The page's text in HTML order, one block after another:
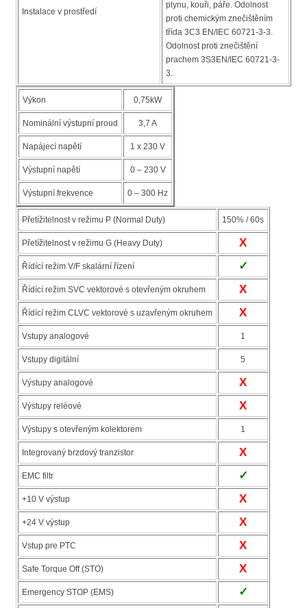
Instalace v prostředí
plynu, kouři, páře. Odolnost
proti chemickým znečištěním
třída 3C3 EN/IEC 60721-3-3.
Odolnost proti znečištění
prachem 3S3EN/IEC 60721-3-
3.
Výkon 0,75kW
Nominální výstupní proud 3,7 A
Napájecí napětí 1 x 230 V
Výstupní napětí 0 – 230 V
Výstupní frekvence 0 – 300 Hz
Přetížitelnost v režimu P (Normal Duty) 150% / 60s
Přetížitelnost v režimu G (Heavy Duty) X
Řídící režim V/F skalární řízení ✓
Řídící režim SVC vektorové s otevřeným okruhem X
Řídící režim CLVC vektorové s uzavřeným okruhem X
Vstupy analogové 1
Vstupy digitální 5
Výstupy analogové X
Výstupy reléové X
Výstupy s otevřeným kolektorem 1
Integrovaný brzdový tranzistor X
EMC filtr ✓
+10 V výstup X
+24 V výstup X
Vstup pre PTC X
Safe Torque Off (STO) X
Emergency STOP (EMS) ✓